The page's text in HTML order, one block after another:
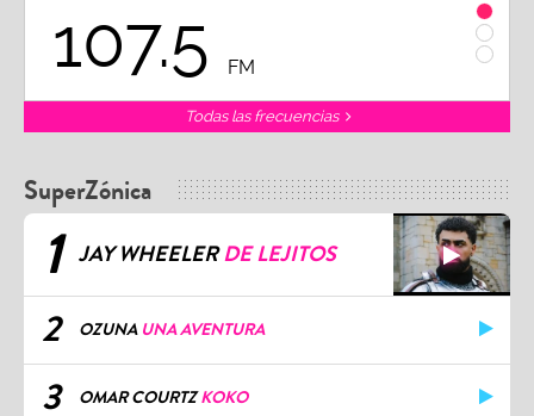
107.5 FM
Todas las frecuencias
SuperZónica
1 JAY WHEELERDE LEJITOS
2 OZUNA UNA AVENTURA
3 OMAR COURTZKOKO